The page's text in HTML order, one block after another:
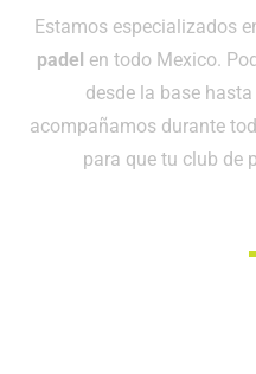
Estamos especializados
padel en todo Mexico.
desde la base
acompañamos durante
para que tu club de